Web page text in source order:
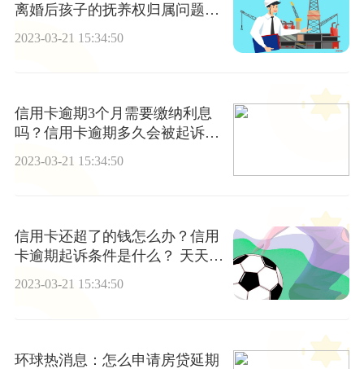
离婚后孩子的抚养权归属问题怎
2023-03-21 15:34:50
信用卡逾期3个月需要缴纳利息
吗？信用卡逾期多久会被起诉_
2023-03-21 15:34:50
信用卡还超了的钱怎么办？信用
卡逾期起诉条件是什么？ 天天资
讯
2023-03-21 15:34:50
环球热消息：怎么申请房贷延期